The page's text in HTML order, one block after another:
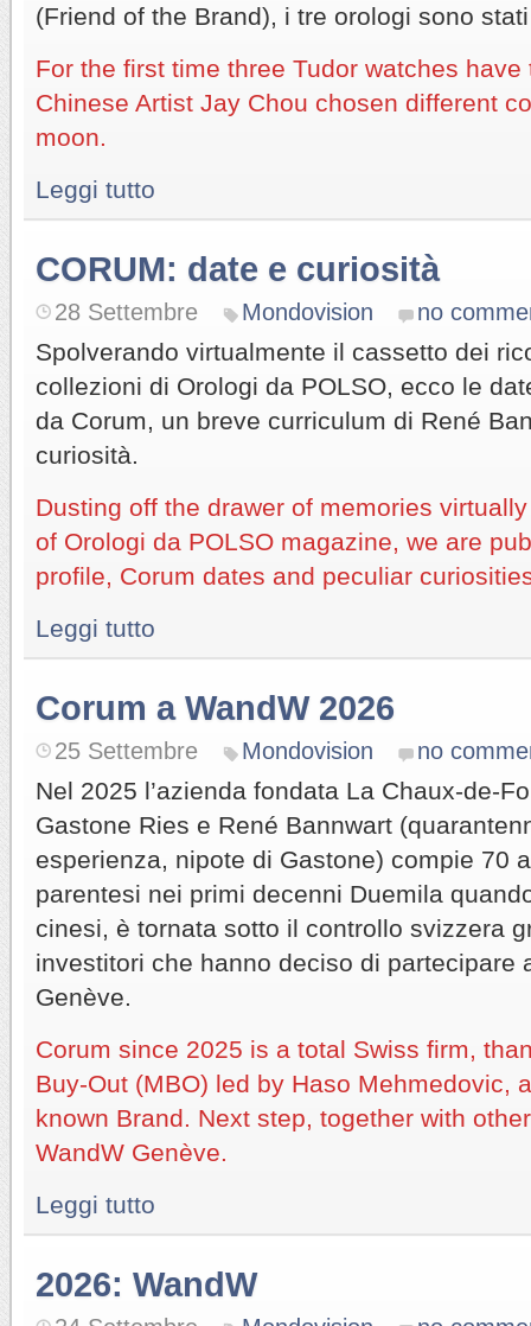
(Friend of the Brand), i tre orologi sono
For the first time three Tudor watches
Chinese Artist Jay Chou chosen different
moon.
Leggi tutto
CORUM: date e curiosità
28 Settembre Mondovision no
Spolverando virtualmente il cassetto dei
collezioni di Orologi da POLSO, ecco le
da Corum, un breve curriculum di René
curiosità.
Dusting off the drawer of memories
of Orologi da POLSO magazine, we are
profile, Corum dates and peculiar
Leggi tutto
Corum a WandW 2026
25 Settembre Mondovision no
Nel 2025 l’azienda fondata La Chaux-de-
Gastone Ries e René Bannwart
esperienza, nipote di Gastone) compie 70
parentesi nei primi decenni Duemila
cinesi, è tornata sotto il controllo svizzera
investitori che hanno deciso di partecipare
Genève.
Corum since 2025 is a total Swiss firm,
Buy-Out (MBO) led by Haso Mehmedovic,
known Brand. Next step, together with
WandW Genève.
Leggi tutto
2026: WandW